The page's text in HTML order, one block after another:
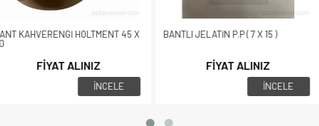
HOLTMENT 45 X
ALINIZ
BANTLI JELATİN P.P ( 7 X 15 )
FİYAT ALINIZ
BANTLI